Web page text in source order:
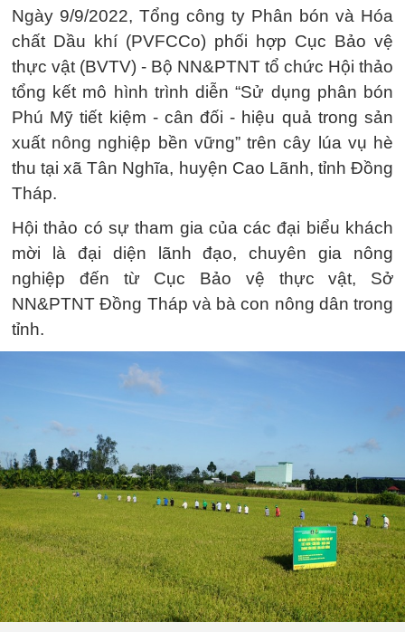
Ngày 9/9/2022, Tổng công ty Phân bón và Hóa
chất Dầu khí (PVFCCo) phối hợp Cục Bảo vệ
thực vật (BVTV) - Bộ NN&PTNT tổ chức Hội thảo
tổng kết mô hình trình diễn “Sử dụng phân bón
Phú Mỹ tiết kiệm - cân đối - hiệu quả trong sản
xuất nông nghiệp bền vững” trên cây lúa vụ hè
thu tại xã Tân Nghĩa, huyện Cao Lãnh, tỉnh Đồng
Tháp.
Hội thảo có sự tham gia của các đại biểu khách
mời là đại diện lãnh đạo, chuyên gia nông
nghiệp đến từ Cục Bảo vệ thực vật, Sở
NN&PTNT Đồng Tháp và bà con nông dân trong
tỉnh.